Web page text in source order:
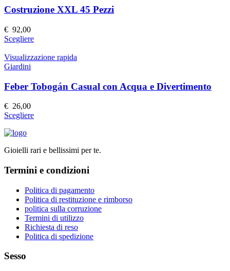
prodotto
Le
opzioni
scelte
nella
pagina
prodotto
Costruzione XXL 45 Pezzi
€ 92,00
ScegliereQuesto
ha
Le
opzioni
scelte
del
Visualizzazione rapida
Giardini
Feber Tobogán Casual con Acqua e Divertimento
€ 26,00
ScegliereQuesto
varianti.
opzioni
essere
scelte
nella
pagina
del
prodotto
Gioielli rari e bellissimi per te.
Termini e condizioni
Politica di pagamento
Politica di restituzione e rimborso
politica sulla corruzione
Termini di utilizzo
Richiesta di reso
Politica di spedizione
Sesso